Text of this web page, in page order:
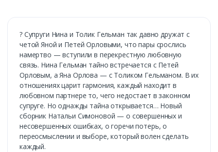
? Супруги Нина и Толик Гельман так давно дружат с
четой Яной и Петей Орловыми, что пары срослись
намертво — вступили в перекрестную любовную
связь. Нина Гельман тайно встречается с Петей
Орловым, а Яна Орлова — с Толиком Гельманом. В их
отношениях царит гармония, каждый находит в
любовном партнере то, чего недостает в законном
супруге. Но однажды тайна открывается… Новый
сборник Натальи Симоновой — о совершенных и
несовершенных ошибках, о горечи потерь, о
переосмыслении и выборе, который волен сделать
каждый.